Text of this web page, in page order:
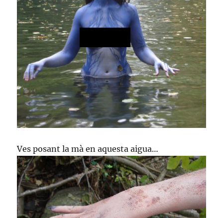
Ves posant la mà en aquesta aigua…